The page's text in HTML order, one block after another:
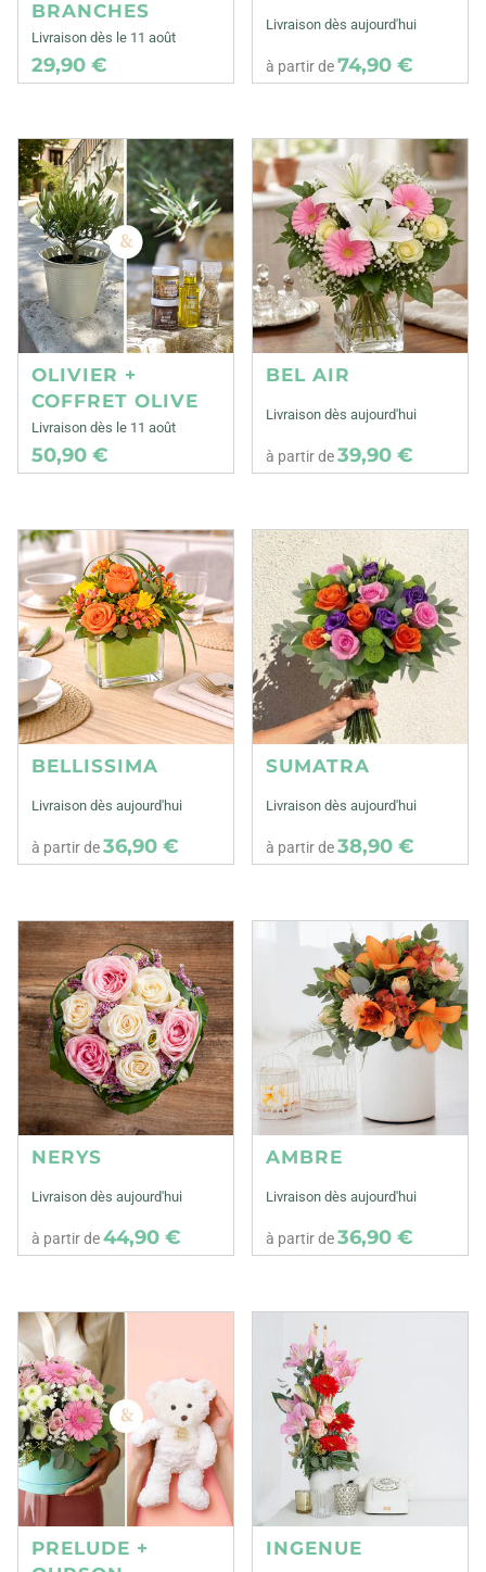
BRANCHES
Livraison dès le 11 août
29,90 €
Livraison dès aujourd'hui
à partir de74,90 €
OLIVIER +
COFFRET OLIVE
Livraison dès le 11 août
50,90 €
BEL AIR
Livraison dès aujourd'hui
à partir de39,90 €
BELLISSIMA
Livraison dès aujourd'hui
à partir de36,90 €
SUMATRA
Livraison dès aujourd'hui
à partir de38,90 €
NERYS
Livraison dès aujourd'hui
à partir de44,90 €
AMBRE
Livraison dès aujourd'hui
à partir de36,90 €
PRELUDE +
INGENUE